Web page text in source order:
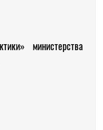
министерства